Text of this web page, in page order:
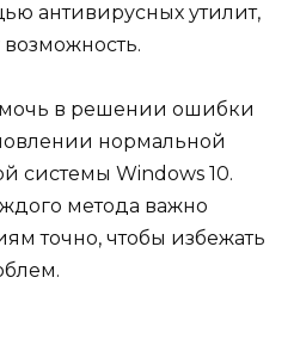
антивирусных утилит,
в решении ошибки
нормальной
системы Windows 10.
метода важно
точно, чтобы избежать